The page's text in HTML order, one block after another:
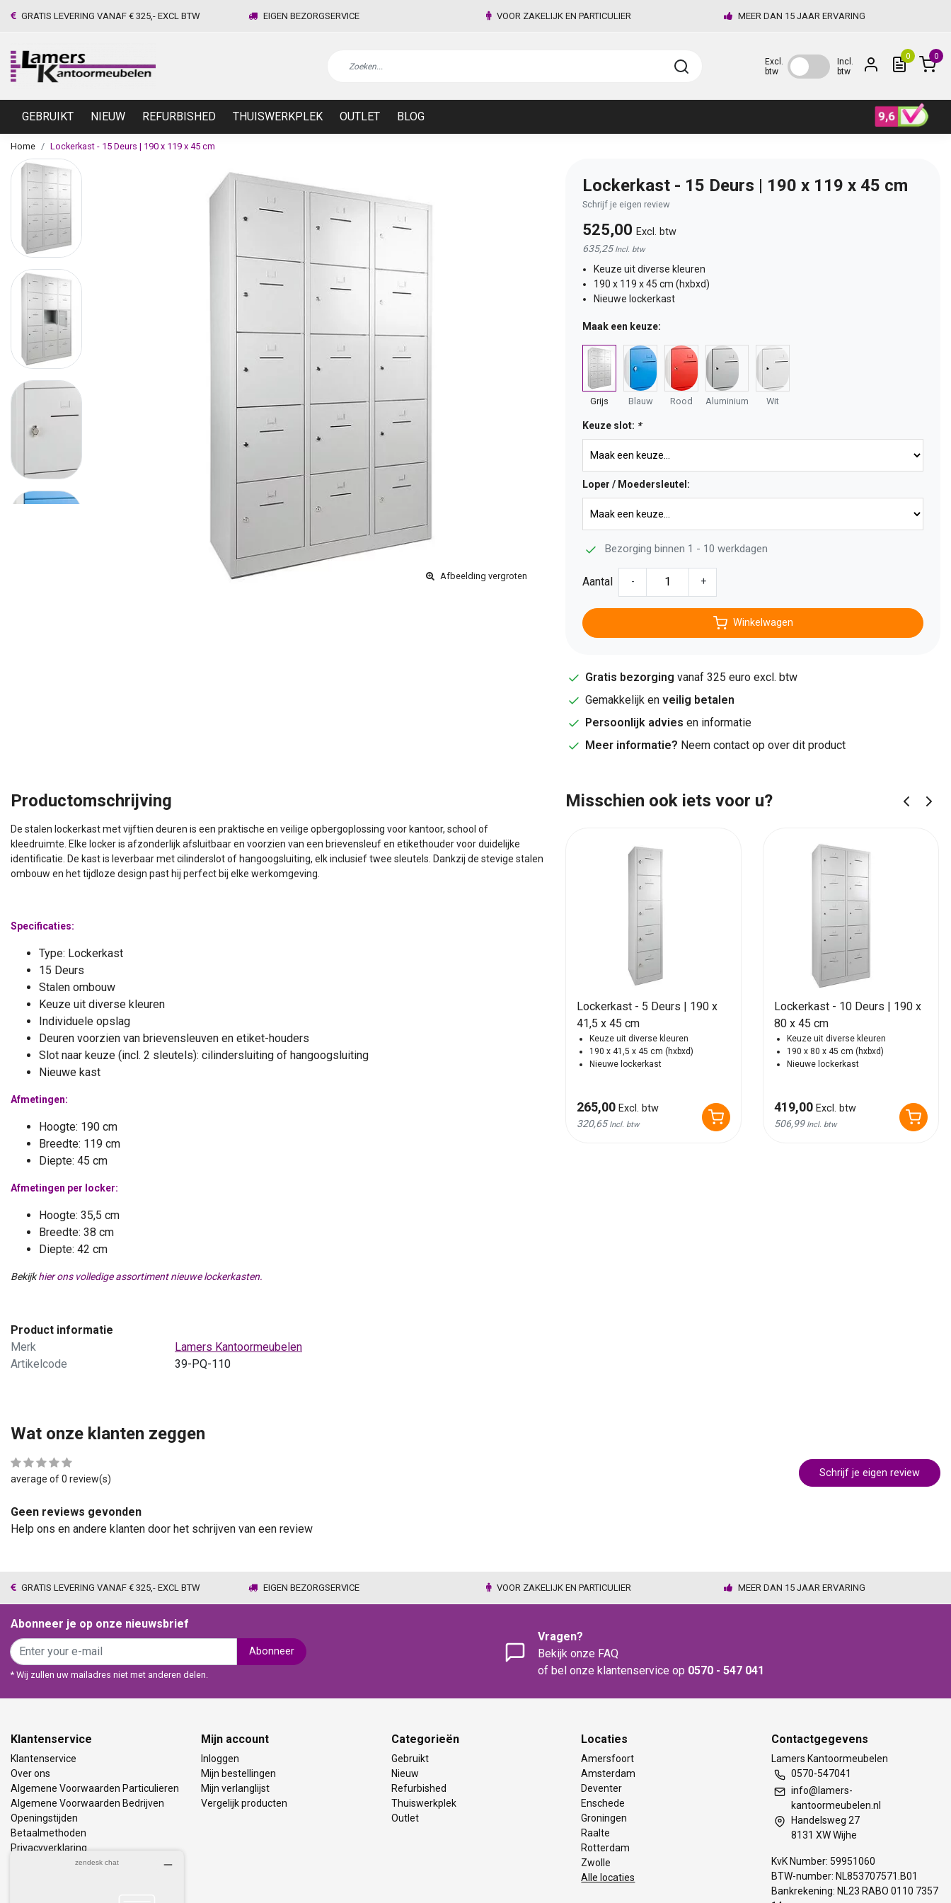
GRATIS LEVERING VANAF € 325,- EXCL BTW EIGEN BEZORGSERVICE VOOR ZAKELIJK EN PARTICULIER MEER DAN 15 JAAR ERVARING
Excl.
btw
Incl.
btw
0 0
GEBRUIKT NIEUW REFURBISHED THUISWERKPLEK OUTLET BLOG
Home Lockerkast - 15 Deurs | 190 x 119 x 45 cm
Afbeelding vergroten
Lockerkast - 15 Deurs | 190 x 119 x 45 cm
Schrijf je eigen review
525,00 Excl. btw
635,25Incl. btw
Keuze uit diverse kleuren
190 x 119 x 45 cm (hxbxd)
Nieuwe lockerkast
Maak een keuze:
Grijs Blauw Rood Aluminium Wit
Keuze slot: *
Loper / Moedersleutel:
Bezorging binnen 1 - 10 werkdagen
Aantal - +
Winkelwagen
Gratis bezorging vanaf 325 euro excl. btw
Gemakkelijk en veilig betalen
Persoonlijk advies en informatie
Meer informatie? Neem contact op over dit product
Productomschrijving
De stalen lockerkast met vijftien deuren is een praktische en veilige opbergoplossing voor kantoor, school of
kleedruimte. Elke locker is afzonderlijk afsluitbaar en voorzien van een brievensleuf en etikethouder voor duidelijke
identificatie. De kast is leverbaar met cilinderslot of hangoogsluiting, elk inclusief twee sleutels. Dankzij de stevige stalen
ombouw en het tijdloze design past hij perfect bij elke werkomgeving.
Specificaties:
Type: Lockerkast
15 Deurs
Stalen ombouw
Keuze uit diverse kleuren
Individuele opslag
Deuren voorzien van brievensleuven en etiket-houders
Slot naar keuze (incl. 2 sleutels): cilindersluiting of hangoogsluiting
Nieuwe kast
Afmetingen:
Hoogte: 190 cm
Breedte: 119 cm
Diepte: 45 cm
Afmetingen per locker:
Hoogte: 35,5 cm
Breedte: 38 cm
Diepte: 42 cm
Bekijkhier ons volledige assortiment nieuwe lockerkasten.
Product informatie
Merk
Lamers Kantoormeubelen
Artikelcode
39-PQ-110
Misschien ook iets voor u?
x 80 x 15 cm (hxbxd)
Excl. btw
Incl. btw
Lockerkast - 5 Deurs | 190 x
41,5 x 45 cm
Keuze uit diverse kleuren
190 x 41,5 x 45 cm (hxbxd)
Nieuwe lockerkast
265,00 Excl. btw
320,65Incl. btw
Lockerkast - 10 Deurs | 190 x
80 x 45 cm
Keuze uit diverse kleuren
190 x 80 x 45 cm (hxbxd)
Nieuwe lockerkast
419,00 Excl. btw
506,99 Incl. btw
Wat onze klanten zeggen
average of 0 review(s) Schrijf je eigen review
Geen reviews gevonden
Help ons en andere klanten door het schrijven van een review
GRATIS LEVERING VANAF € 325,- EXCL BTW EIGEN BEZORGSERVICE VOOR ZAKELIJK EN PARTICULIER MEER DAN 15 JAAR ERVARING
Abonneer je op onze nieuwsbrief
Abonneer
* Wij zullen uw mailadres niet met anderen delen.
Vragen?
Bekijk onze FAQ
of bel onze klantenservice op 0570 - 547 041
Klantenservice
Klantenservice
Over ons
Algemene Voorwaarden Particulieren
Algemene Voorwaarden Bedrijven
Openingstijden
Betaalmethoden
Privacyverklaring
Bezorging & Retourneren
Mijn account
Inloggen
Mijn bestellingen
Mijn verlanglijst
Vergelijk producten
Categorieën
Gebruikt
Nieuw
Refurbished
Thuiswerkplek
Outlet
Locaties
Amersfoort
Amsterdam
Deventer
Enschede
Groningen
Raalte
Rotterdam
Zwolle
Alle locaties
Contactgegevens
Lamers Kantoormeubelen
0570-547041
info@lamers-
kantoormeubelen.nl
Handelsweg 27
8131 XW Wijhe
KvK Number: 59951060
BTW-number: NL853707571.B01
Bankrekening: NL23 RABO 0110 7357